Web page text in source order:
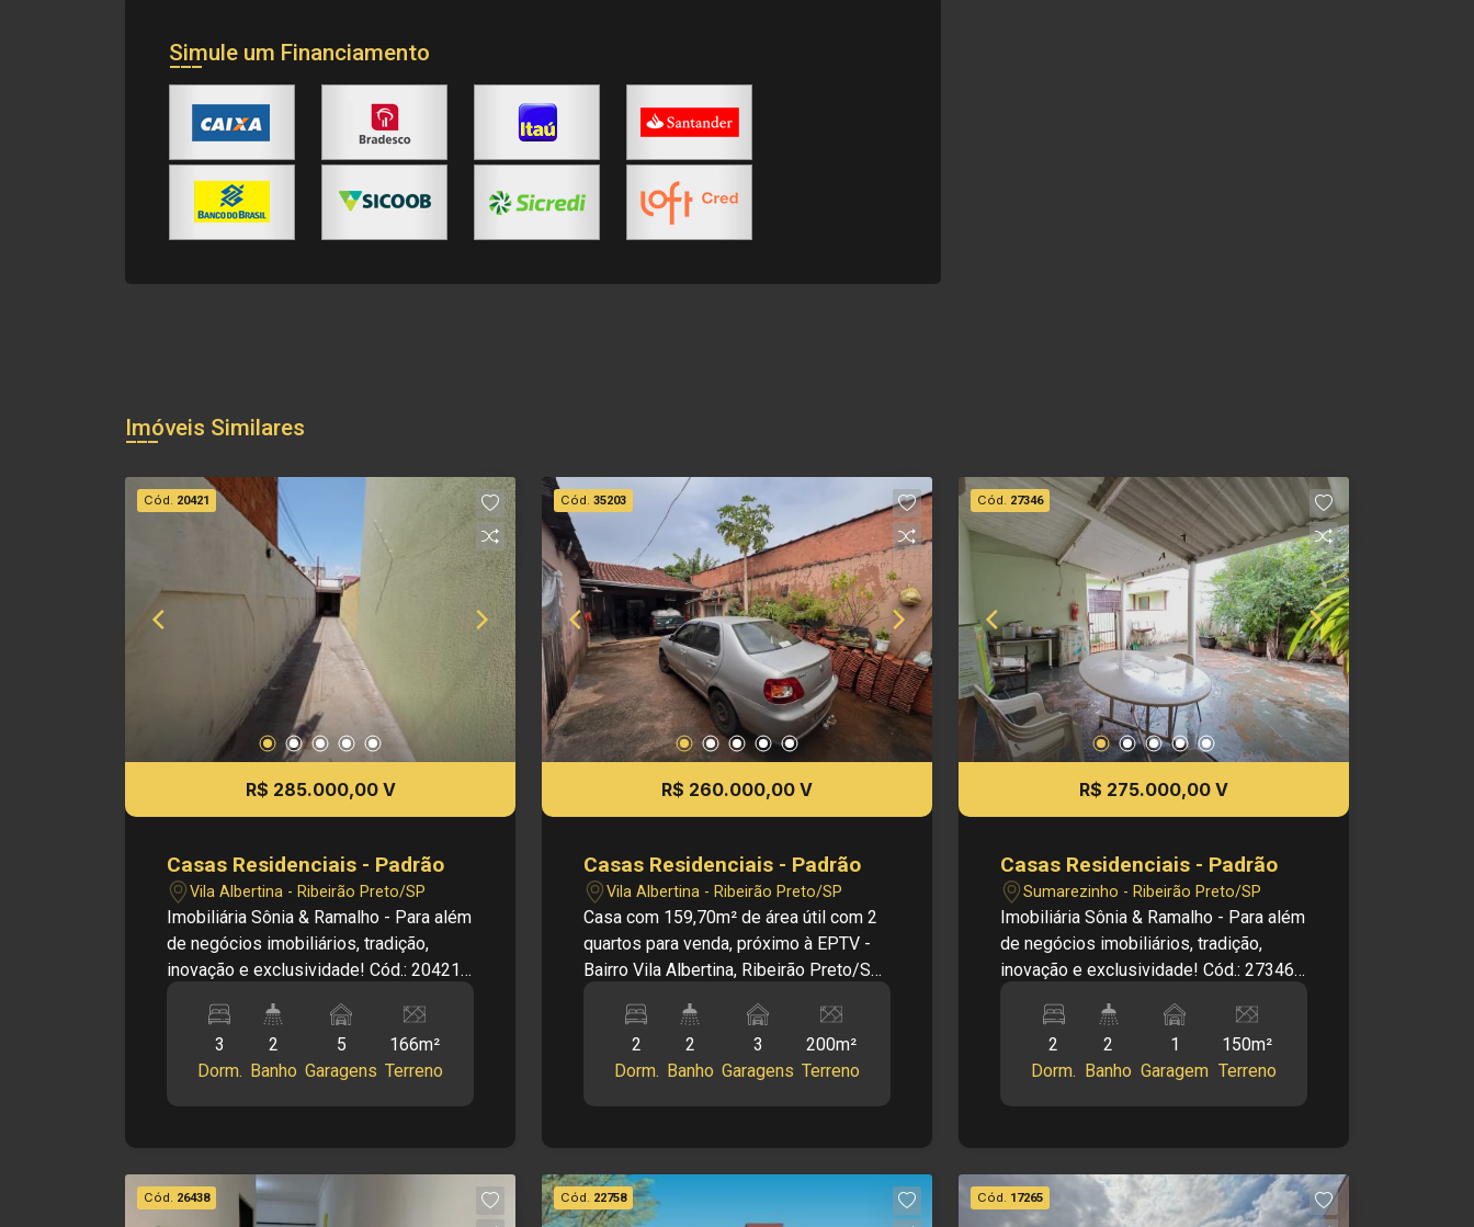
Simule um Financiamento
Imóveis Similares
Cód. 20421
R$ 285.000,00 V
Casas Residenciais - Padrão
Vila Albertina - Ribeirão Preto/SP
Imobiliária Sônia & Ramalho - Para além
de negócios imobiliários, tradição,
inovação e exclusividade! Cód.: 20421
dormitórios - Sala de estar - Cozinha -
2 banheiros sociais - Lavanderia - 5
vagas de garagem Informações bônus:
- Próximo de restaurantes, padarias,
- 166 m² de área terreno - 112,80 m²
área construída Investimento de Venda:
R$ 285.000,00 Obs.: a imobiliária se
3
Dorm.
2
Banho
5
Garagens
166m²
Terreno
Cód. 35203
R$ 260.000,00 V
Casas Residenciais - Padrão
Vila Albertina - Ribeirão Preto/SP
Casa com 159,70m² de área útil com 2
quartos para venda, próximo à EPTV -
Bairro Vila Albertina, Ribeirão Preto/SP.
da cidade, ampla variedade de
serviços, escolas, mercados e
transporte público. Principais
informações do imóvel: - Casa padrão -
Cozinha planejada - 02 quartos com
preparo para 1 suite - 02 Banheiros -
Área de serviço - Área de churrasco -
2
Dorm.
2
Banho
3
Garagens
200m²
Terreno
Cód. 27346
R$ 275.000,00 V
Casas Residenciais - Padrão
Sumarezinho - Ribeirão Preto/SP
Imobiliária Sônia & Ramalho - Para além
de negócios imobiliários, tradição,
inovação e exclusividade! Cód.: 27346
- 2 dormitórios - Área de serviço - 1
vaga de garagem Informações bônus: -
Pomar - Banheiro externo - Amplo
terreno - 96,94 m² área construída
Investimento de Venda: R$ 275.000,00
Obs.: a imobiliária se reserva o direito
2
Dorm.
2
Banho
1
Garagem
150m²
Terreno
Cód. 26438 Cód. 22758 Cód. 17265